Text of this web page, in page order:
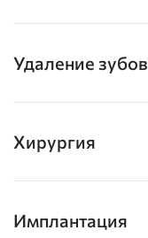
Удаление зубов
Хирургия
Имплантация